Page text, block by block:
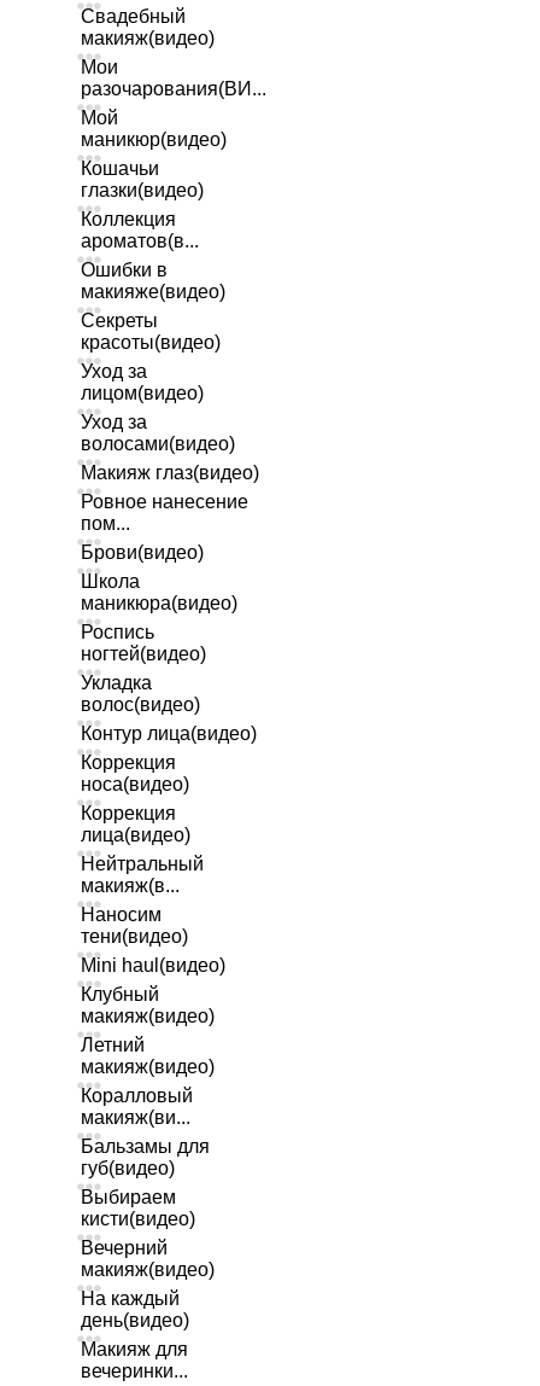
Свадебный
макияж(видео)
Мои
разочарования(ВИ...
Мой
маникюр(видео)
Кошачьи
глазки(видео)
Коллекция
ароматов(в...
Ошибки в
макияже(видео)
Секреты
красоты(видео)
Уход за
лицом(видео)
Уход за
волосами(видео)
Макияж глаз(видео)
Ровное нанесение
пом...
Брови(видео)
Школа
маникюра(видео)
Роспись
ногтей(видео)
Укладка
волос(видео)
Контур лица(видео)
Коррекция
носа(видео)
Коррекция
лица(видео)
Нейтральный
макияж(в...
Наносим
тени(видео)
Mini haul(видео)
Клубный
макияж(видео)
Летний
макияж(видео)
Коралловый
макияж(ви...
Бальзамы для
губ(видео)
Выбираем
кисти(видео)
Вечерний
макияж(видео)
На каждый
день(видео)
Макияж для
вечеринки...